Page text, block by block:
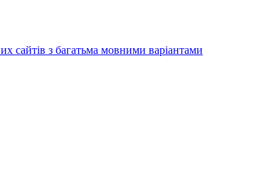
сайтів з багатьма мовними варіантами